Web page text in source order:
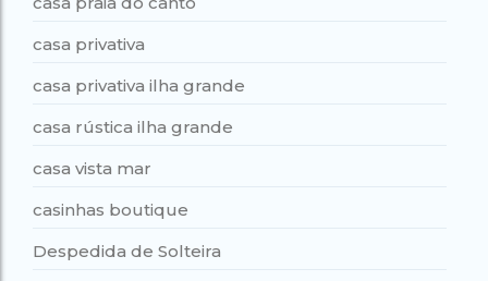
casa privativa
casa privativa ilha grande
casa rústica ilha grande
casa vista mar
casinhas boutique
Despedida de Solteira